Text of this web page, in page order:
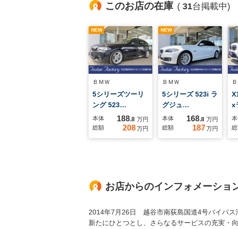
このお店の在庫 ( 31台掲載中)
NEW
ＢＭＷ
5シリーズツーリ
ング 523…
本体 188.8 万円
総額
208万円
NEW
ＢＭＷ
5シリーズ 523i ラ
グジュ…
本体 168.8 万円
総額
187万円
x
お店からのインフォメーショ
2014年7月26日 越谷市南荻島国道4号バイパス
新たにひとつとし、さらなるサービスの充実・